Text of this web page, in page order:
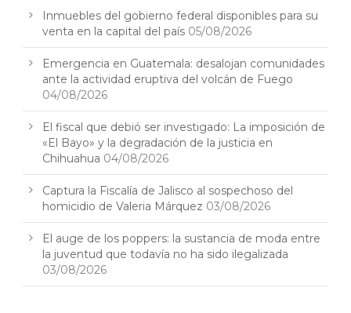
Inmuebles del gobierno federal disponibles para su
venta en la capital del país 05/08/2026
Emergencia en Guatemala: desalojan comunidades
ante la actividad eruptiva del volcán de Fuego
04/08/2026
El fiscal que debió ser investigado: La imposición de
«El Bayo» y la degradación de la justicia en
Chihuahua 04/08/2026
Captura la Fiscalía de Jalisco al sospechoso del
homicidio de Valeria Márquez 03/08/2026
El auge de los poppers: la sustancia de moda entre
la juventud que todavía no ha sido ilegalizada
03/08/2026